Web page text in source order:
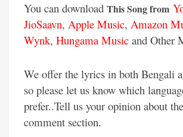
You can download This Song from
JioSaavn, Apple Music, Amazon
Wynk, Hungama Music and Other
We offer the lyrics in both Bengali
so please let us know which
prefer..Tell us your opinion about
comment section.